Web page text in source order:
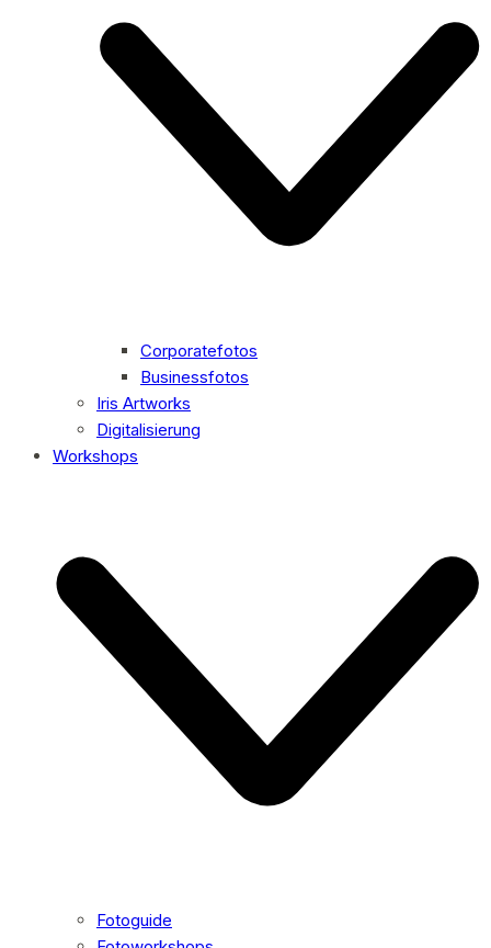
Corporatefotos
Businessfotos
Iris Artworks
Digitalisierung
Workshops
Fotoguide